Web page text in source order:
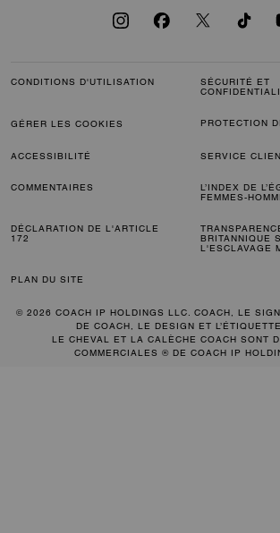
CONDITIONS D'UTILISATION
SÉCURITÉ ET
GÉRER LES COOKIES PROTECTION
ACCESSIBILITÉ SERVICE
COMMENTAIRES
L’INDEX DE
FEMMES-
DÉCLARATION DE L'ARTICLE
172
BRITANNIQUE
L'ESCLAVAGE
PLAN DU SITE
© 2026 COACH IP HOLDINGS LLC. COACH, LE
DE COACH, LE DESIGN ET
LE CHEVAL ET LA CALÈCHE COACH SONT
COMMERCIALES ® DE COACH IP